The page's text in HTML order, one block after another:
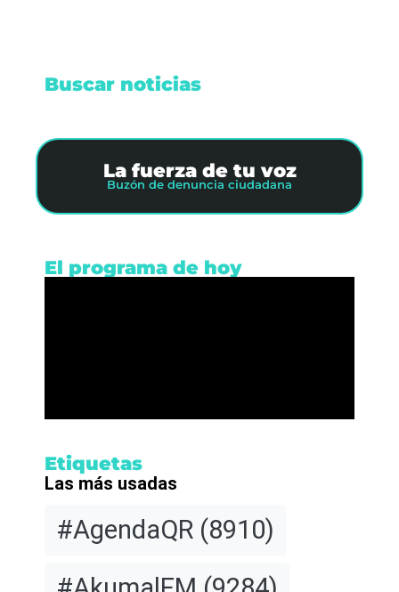
Buscar noticias
La fuerza de tu voz
Buzón de denuncia ciudadana
El programa de hoy
Etiquetas
Las más usadas
#AgendaQR (8910)